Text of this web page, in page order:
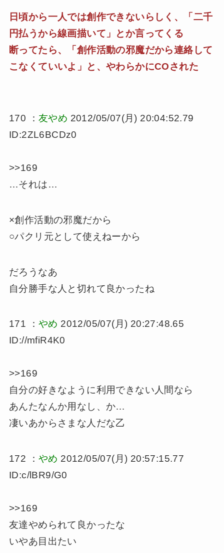
日頃から一人では創作できないらしく、「二千
円払うから線画描いて」とか言ってくる
断ってたら、「創作活動の邪魔だから連絡して
こなくていいよ」と、やわらかにCOされた
170 ： 友やめ 2012/05/07(月) 20:04:52.79
ID:2ZL6BCDz0
>>169
…それは…
×創作活動の邪魔だから
○パクリ元として使えねーから
だろうなあ
自分勝手な人と切れて良かったね
171 ： やめ 2012/05/07(月) 20:27:48.65
ID://mfiR4K0
>>169
自分の好きなように利用できない人間なら
あんたなんか用なし、か…
凄いあからさまな人だな乙
172 ： やめ 2012/05/07(月) 20:57:15.77
ID:c/lBR9/G0
>>169
友達やめられて良かったな
いやあ目出たい